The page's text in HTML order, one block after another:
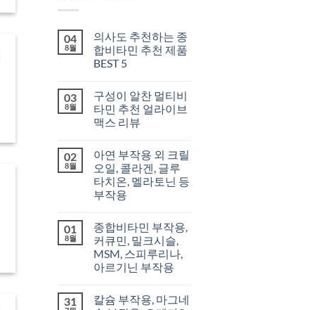
04
8월
의사도 추천하는 종
합비타민 추천 제품
BEST 5
03
8월
구성이 알찬 멀티비
타민 추천 얼라이브
맥스 리뷰
02
8월
아연 부작용 외 크릴
오일, 콜라겐, 글루
타치온, 멜라토닌 등
부작용
01
8월
종합비타민 부작용,
커큐민, 밀크시슬,
MSM, 스피루리나,
아르기닌 부작용
31
칼슘 부작용, 마그네